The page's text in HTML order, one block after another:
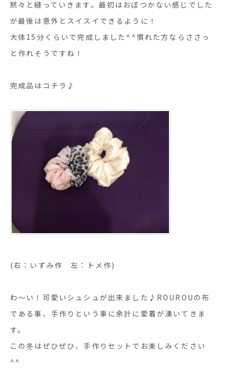
黙々と縫っていきます。最初はおぼつかない感じでした
が最後は意外とスイスイできるように！
大体15分くらいで完成しました^^慣れた方ならささっ
と作れそうですね！
完成品はコチラ♪
(右：いずみ作 左：トメ作)
わ～い！可愛いシュシュが出来ました♪ROUROUの布
である事、手作りという事に余計に愛着が湧いてきま
す。
この冬はぜひぜひ、手作りセットでお楽しみください
^^